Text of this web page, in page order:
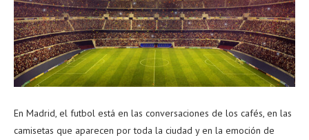
En Madrid, el futbol está en las conversaciones de los cafés, en las
camisetas que aparecen por toda la ciudad y en la emoción de